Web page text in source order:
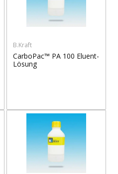
B.Kraft
CarboPac™ PA 100 Eluent-
Lösung